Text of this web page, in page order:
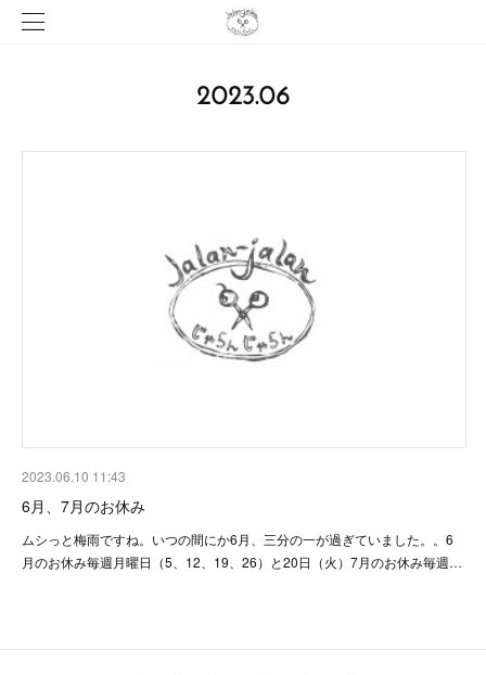
2023.06
2023.06.10 11:43
6月、7月のお休み
ムシっと梅雨ですね。いつの間にか6月、三分の一が過ぎていました。。6
月のお休み毎週月曜日（5、12、19、26）と20日（火）7月のお休み毎週…